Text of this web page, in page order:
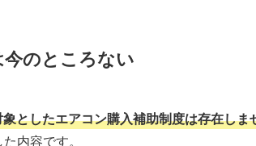
のところない
としたエアコン購入補助制度は存在しま
内容です。